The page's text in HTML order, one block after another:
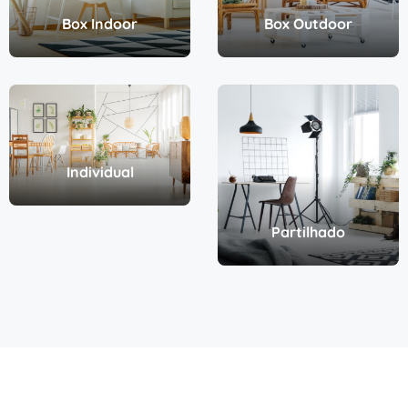
Box Indoor Box Outdoor
Individual
Partilhado